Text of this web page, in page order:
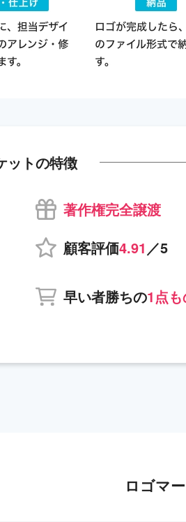
ットの特徴
著作権完全譲渡
顧客評価4.91 ／5
早い者勝ちの1点
ロゴマ